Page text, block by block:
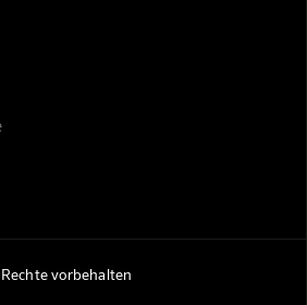
vorbehalten